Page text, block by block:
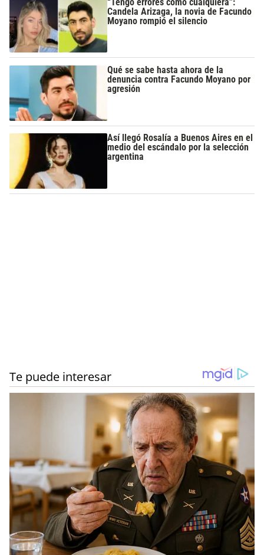
Candela Arizaga, la novia de Facundo
Moyano rompió el silencio
Qué se sabe hasta ahora de la
denuncia contra Facundo Moyano por
agresión
Así llegó Rosalía a Buenos Aires en el
medio del escándalo por la selección
argentina